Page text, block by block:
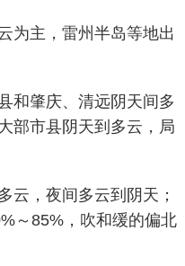
为主，雷州半岛等地出
和肇庆、清远阴天间多
部市县阴天到多云，局
云，夜间多云到阴天；
～85%，吹和缓的偏北